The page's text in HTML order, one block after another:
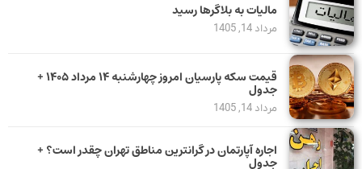
مالیات به بلاگرها رسید
مرداد 14, 1405
قیمت سکه پارسیان امروز چهارشنبه ۱۴ مرداد ۱۴۰۵ +
جدول
مرداد 14, 1405
اجاره آپارتمان در گرانترین مناطق تهران چقدر است؟ +
جدول